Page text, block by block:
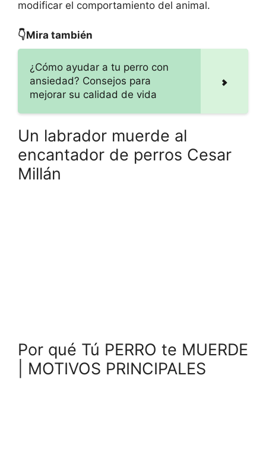
modificar el comportamiento del animal.
👇Mira también
¿Cómo ayudar a tu perro con
ansiedad? Consejos para
mejorar su calidad de vida
Un labrador muerde al
encantador de perros Cesar
Millán
Por qué Tú PERRO te MUERDE
| MOTIVOS PRINCIPALES